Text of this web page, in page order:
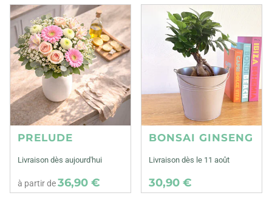
PRELUDE
Livraison dès aujourd'hui
à partir de36,90 €
BONSAI GINSENG
Livraison dès le 11 août
30,90 €